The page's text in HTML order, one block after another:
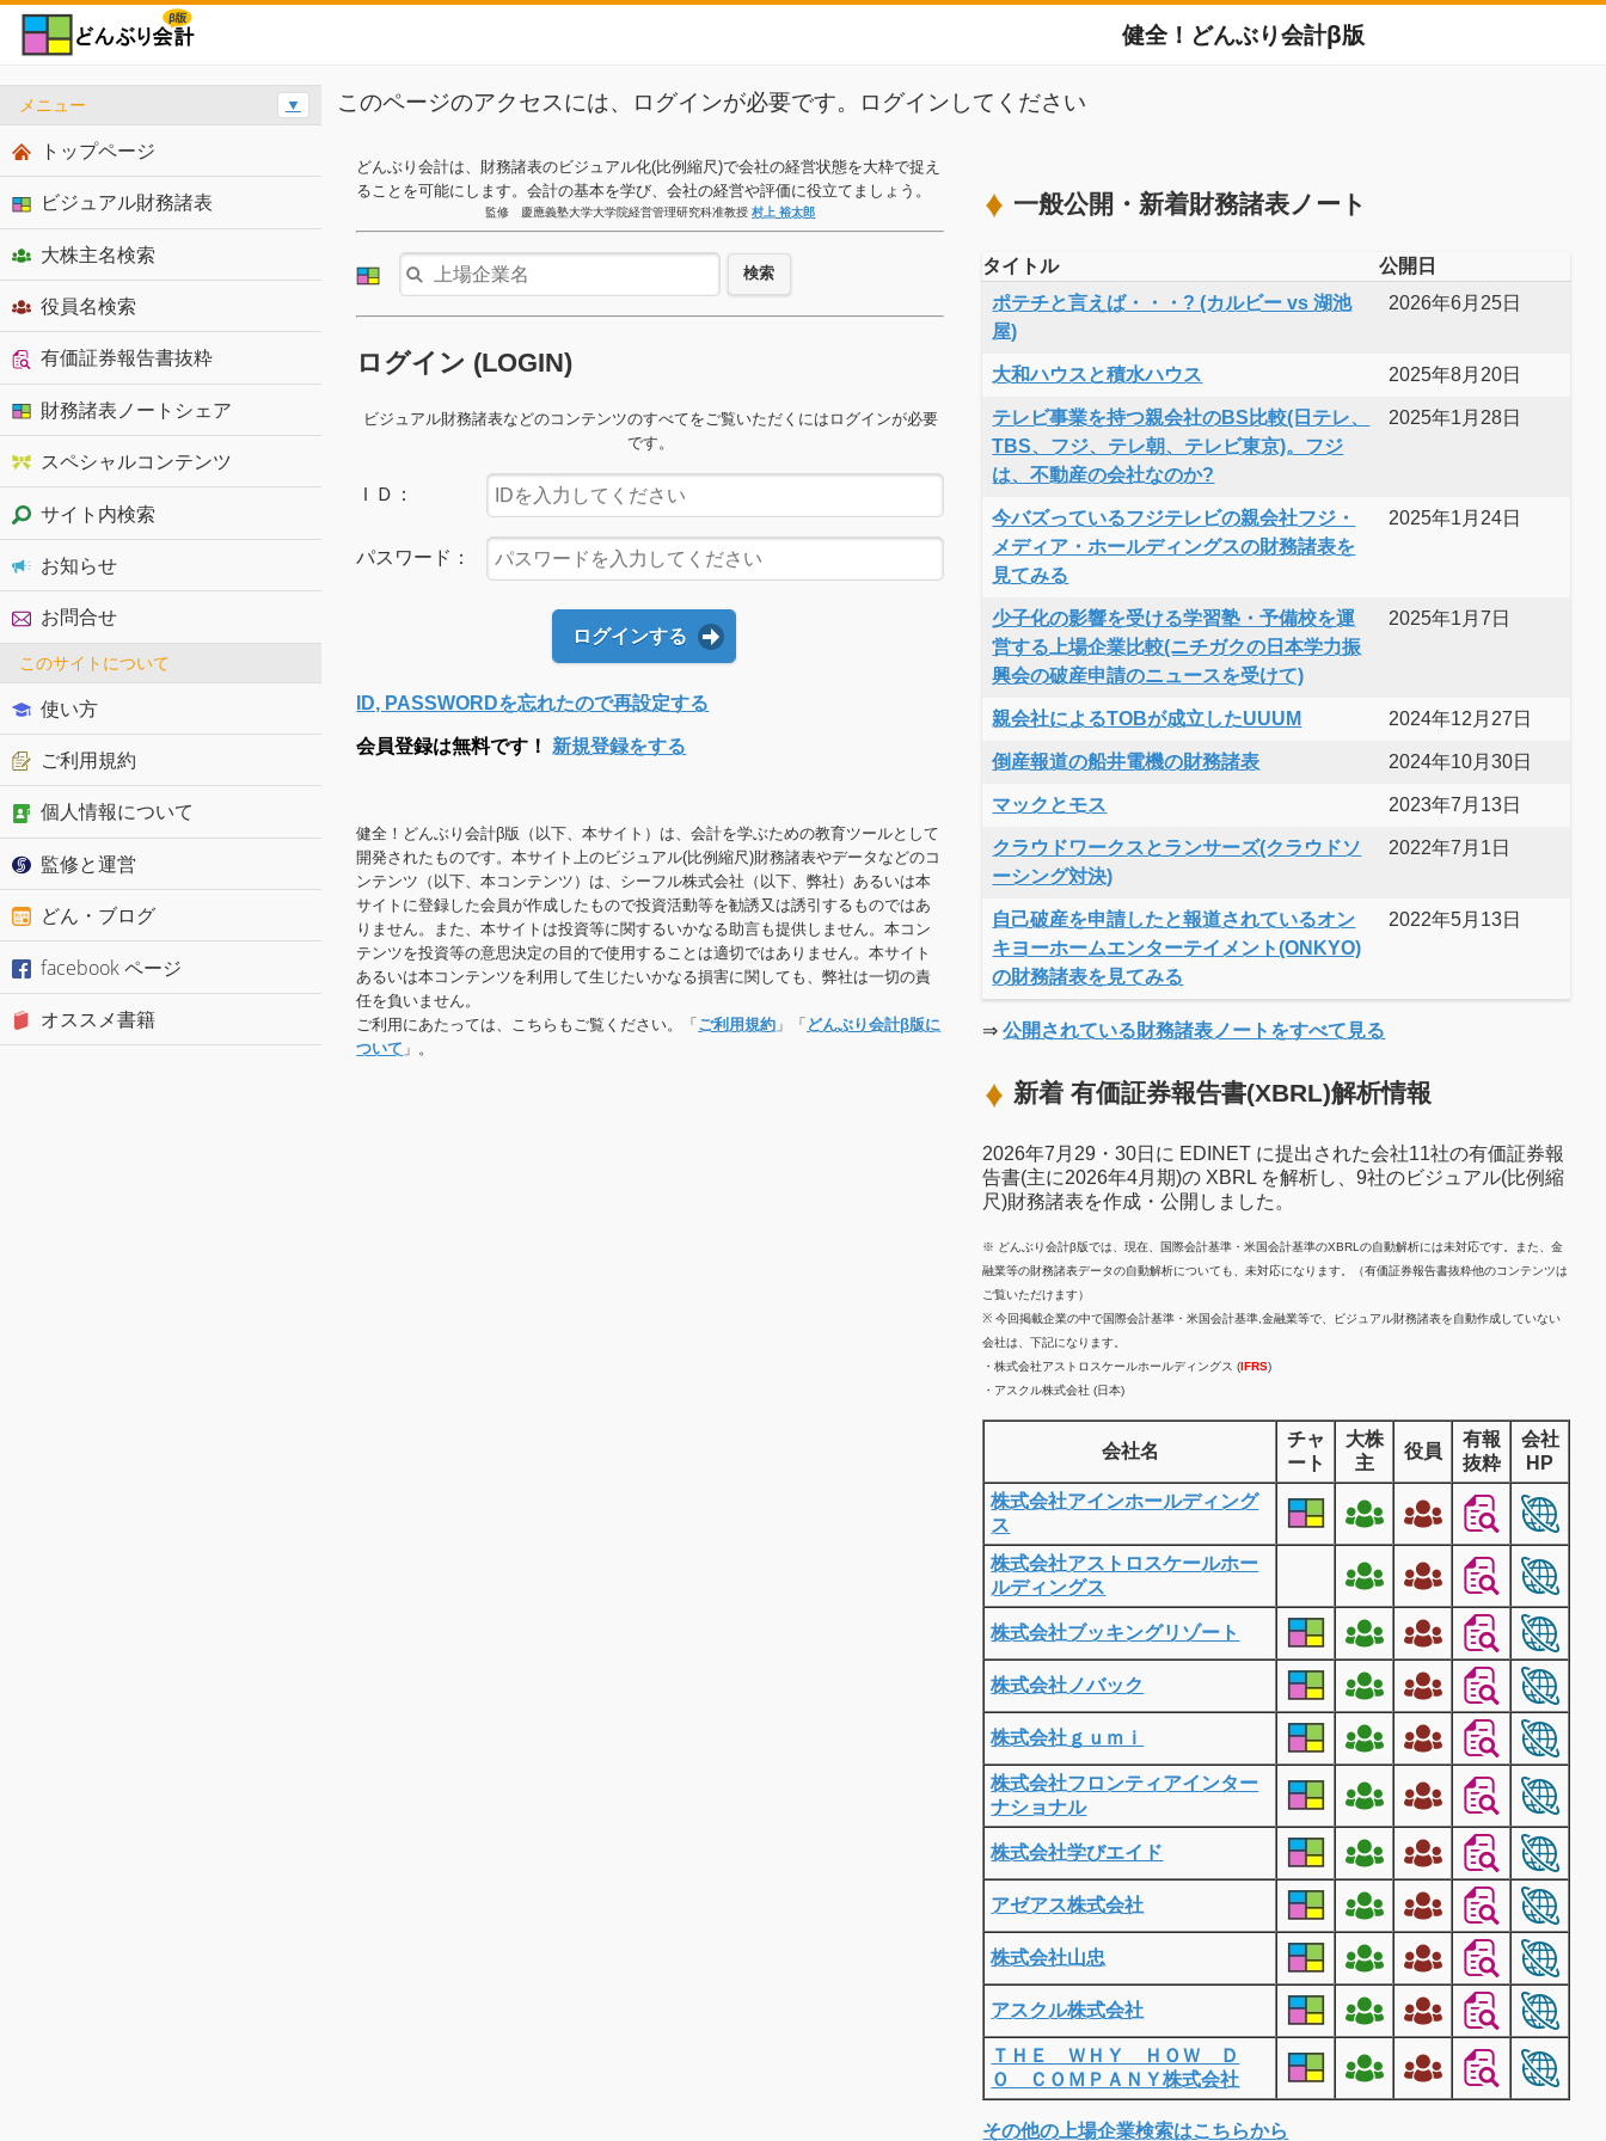
健全！どんぶり会計β版
このページのアクセスには、ログインが必要です。ログインしてください
どんぶり会計は、財務諸表のビジュアル化(比例縮尺)で会社の経営状態を大枠で捉え
ることを可能にします。会計の基本を学び、会社の経営や評価に役立てましょう。
監修 慶應義塾大学大学院経営管理研究科准教授村上 裕太郎
検索
ログイン (LOGIN)
ビジュアル財務諸表などのコンテンツのすべてをご覧いただくにはログインが必要
です。
ＩＤ：
パスワード：
ログインする
ID, PASSWORDを忘れたので再設定する
会員登録は無料です！ 新規登録をする
健全！どんぶり会計β版（以下、本サイト）は、会計を学ぶための教育ツールとして
開発されたものです。本サイト上のビジュアル(比例縮尺)財務諸表やデータなどのコ
ンテンツ（以下、本コンテンツ）は、シーフル株式会社（以下、弊社）あるいは本
サイトに登録した会員が作成したもので投資活動等を勧誘又は誘引するものではあ
りません。また、本サイトは投資等に関するいかなる助言も提供しません。本コン
テンツを投資等の意思決定の目的で使用することは適切ではありません。本サイト
あるいは本コンテンツを利用して生じたいかなる損害に関しても、弊社は一切の責
任を負いません。
ご利用にあたっては、こちらもご覧ください。「ご利用規約 」「 どんぶり会計β版に
ついて 」。
一般公開・新着財務諸表ノート
タイトル
公開日
ポテチと言えば・・・? (カルビー vs 湖池
屋)
2026年6月25日
大和ハウスと積水ハウス 2025年8月20日
テレビ事業を持つ親会社のBS比較(日テレ、
TBS、フジ、テレ朝、テレビ東京)。フジ
は、不動産の会社なのか?
2025年1月28日
今バズっているフジテレビの親会社フジ・
メディア・ホールディングスの財務諸表を
見てみる
2025年1月24日
少子化の影響を受ける学習塾・予備校を運
営する上場企業比較(ニチガクの日本学力振
興会の破産申請のニュースを受けて)
2025年1月7日
親会社によるTOBが成立したUUUM 2024年12月27日
倒産報道の船井電機の財務諸表 2024年10月30日
マックとモス 2023年7月13日
クラウドワークスとランサーズ(クラウドソ
ーシング対決)
2022年7月1日
自己破産を申請したと報道されているオン
キヨーホームエンターテイメント(ONKYO)
の財務諸表を見てみる
2022年5月13日
⇒公開されている財務諸表ノートをすべて見る
新着 有価証券報告書(XBRL)解析情報
2026年7月29・30日に EDINET に提出された会社11社の有価証券報
告書(主に2026年4月期)の XBRL を解析し、9社のビジュアル(比例縮
尺)財務諸表を作成・公開しました。
※ どんぶり会計β版では、現在、国際会計基準・米国会計基準のXBRLの自動解析には未対応です。また、金
融業等の財務諸表データの自動解析についても、未対応になります。（有価証券報告書抜粋他のコンテンツは
ご覧いただけます）
※ 今回掲載企業の中で国際会計基準・米国会計基準,金融業等で、ビジュアル財務諸表を自動作成していない
会社は、下記になります。
・株式会社アストロスケールホールディングス (IFRS)
・アスクル株式会社 (日本)
会社名
チャ
ート
大株
主
役員
有報
抜粋
会社
HP
株式会社アインホールディング
ス
株式会社アストロスケールホー
ルディングス
株式会社ブッキングリゾート
株式会社ノバック
株式会社ｇｕｍｉ
株式会社フロンティアインター
ナショナル
株式会社学びエイド
アゼアス株式会社
株式会社山忠
アスクル株式会社
ＴＨＥ ＷＨＹ ＨＯＷ Ｄ
Ｏ ＣＯＭＰＡＮＹ株式会社
その他の上場企業検索はこちらから
メニュー ▼
トップページ
ビジュアル財務諸表
大株主名検索
役員名検索
有価証券報告書抜粋
財務諸表ノートシェア
スペシャルコンテンツ
サイト内検索
お知らせ
お問合せ
このサイトについて
使い方
ご利用規約
個人情報について
監修と運営
どん・ブログ
facebook ページ
オススメ書籍